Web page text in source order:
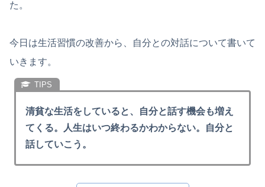
た。
今日は生活習慣の改善から、自分との対話について書いて
いきます。
清貧な生活をしていると、自分と話す機会も増え
てくる。人生はいつ終わるかわからない。自分と
話していこう。